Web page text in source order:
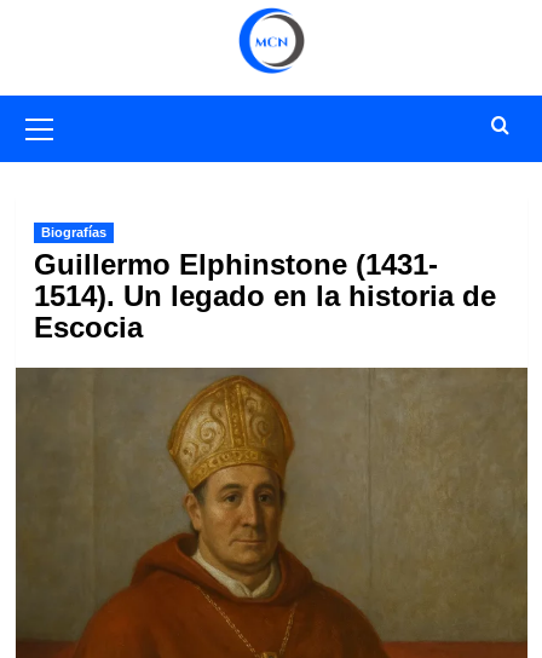
primario
Biografías
Guillermo Elphinstone (1431-
1514). Un legado en la historia de
Escocia